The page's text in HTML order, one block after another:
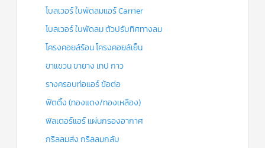
โบลเวอร์ ใบพัดลมแอร์ Carrier
โบลเวอร์ ใบพัดลม ตัวปรับทิศทางลม
โครงคอยล์ร้อน โครงคอยล์เย็น
ขาแขวน ขายาง เทป กาว
รางครอบท่อแอร์ ข้อต่อ
ฟิตติ้ง (ทองแดง/ทองเหลือง)
ฟิลเตอร์แอร์ แผ่นกรองอากาศ
กริลลมส่ง กริลลมกลับ